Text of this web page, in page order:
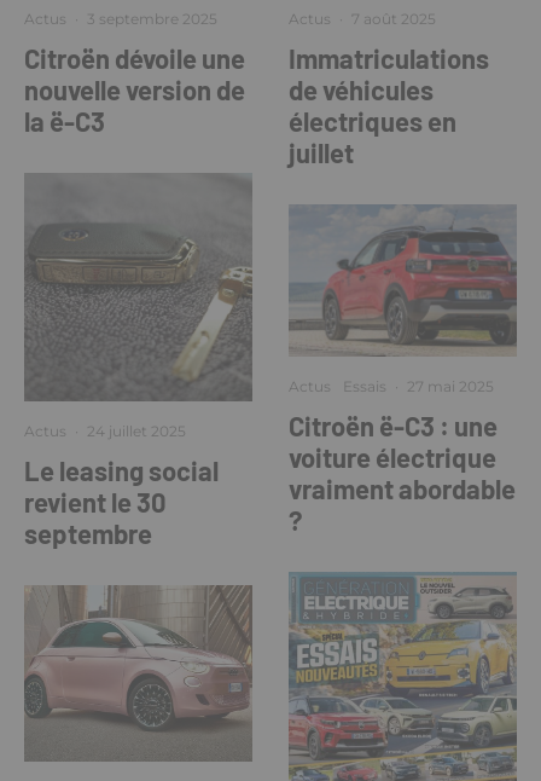
Actus · 3 septembre 2025
Citroën dévoile une
nouvelle version de
la ë-C3
Actus · 24 juillet 2025
Le leasing social
revient le 30
septembre
Actus · 7 août 2025
Immatriculations
de véhicules
électriques en
juillet
Actus Essais · 27 mai 2025
Citroën ë-C3 : une
voiture électrique
vraiment abordable
?